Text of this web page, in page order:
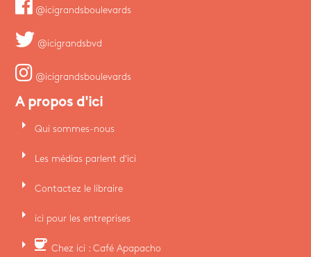
@icigrandsboulevards
@icigrandsbvd
@icigrandsboulevards
A propos d'ici
arrow_right Qui sommes-nous
arrow_right Les médias parlent d'ici
arrow_right Contactez le libraire
arrow_right ici pour les entreprises
arrow_right coffee Chez ici : Café Apapacho